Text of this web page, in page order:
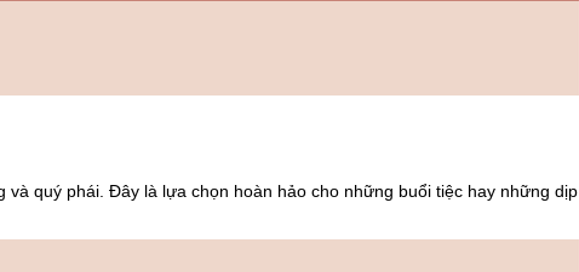
và quý phái. Đây là lựa chọn hoàn hảo cho những buổi tiệc hay những dịp